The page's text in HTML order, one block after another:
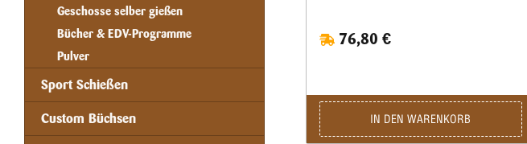
Geschosse selber gießen
Bücher & EDV-Programme
Pulver
Sport Schießen
Custom Büchsen
dieser Matrize zum Kalibrieren grundsätzlich
gefettet werden!Wir empfehlen hierzu ein
komplett mit Ausstoßer und Gewindering
geliefert.
76,80 €
IN DEN WARENKORB